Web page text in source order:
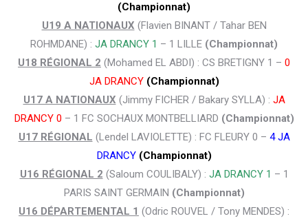
(Championnat)
U19 A NATIONAUX (Flavien BINANT / Tahar BEN
ROHMDANE) : JA DRANCY 1 – 1 LILLE (Championnat)
U18 RÉGIONAL 2 (Mohamed EL ABDI) : CS BRETIGNY 1 – 0
JA DRANCY (Championnat)
U17 A NATIONAUX (Jimmy FICHER / Bakary SYLLA) : JA
DRANCY 0 – 1 FC SOCHAUX MONTBELLIARD (Championnat)
U17 RÉGIONAL (Lendel LAVIOLETTE) : FC FLEURY 0 – 4 JA
DRANCY (Championnat)
U16 RÉGIONAL 2 (Saloum COULIBALY) : JA DRANCY 1 – 1
PARIS SAINT GERMAIN (Championnat)
U16 DÉPARTEMENTAL 1 (Odric ROUVEL / Tony MENDES) :